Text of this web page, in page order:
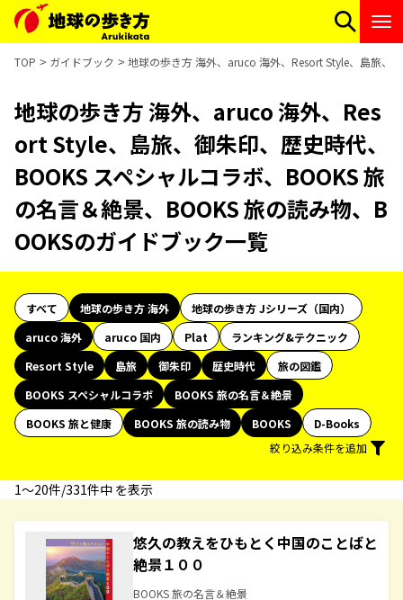
TOP ガイドブック 地球の歩き方 海外、aruco 海外、Resort Style、島旅、
地球の歩き方 海外、aruco 海外、Res
ort Style、島旅、御朱印、歴史時代、
BOOKS スペシャルコラボ、BOOKS 旅
の名言＆絶景、BOOKS 旅の読み物、B
OOKSのガイドブック一覧
すべて 地球の歩き方 海外
地球の歩き方 Jシリーズ（国内）
aruco 海外
aruco 国内 Plat
ランキング&テクニック
Resort Style
島旅 御朱印 歴史時代
旅の図鑑
BOOKS スペシャルコラボ
BOOKS 旅の名言＆絶景
BOOKS 旅と健康
BOOKS 旅の読み物 BOOKS
D-Books
絞り込み条件を追加
1〜20件/331件中 を表示
悠久の教えをひもとく中国のことばと
絶景１００
BOOKS 旅の名言＆絶景